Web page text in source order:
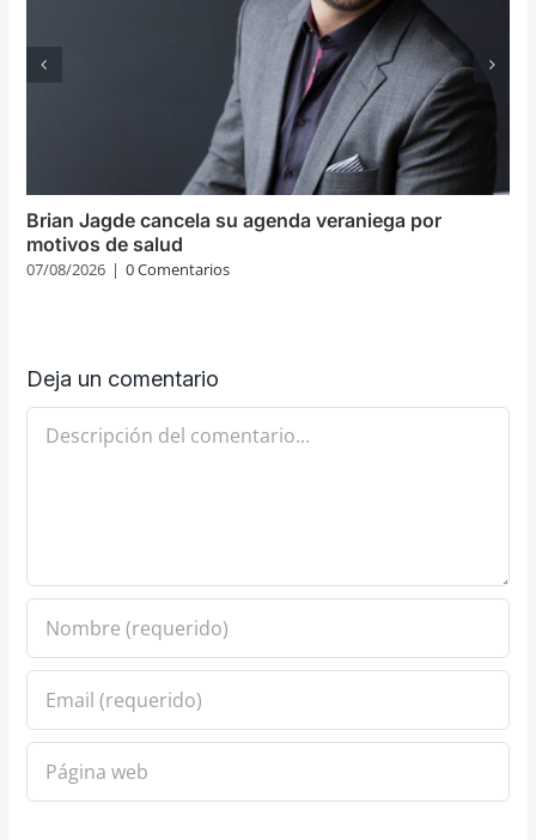
Brian Jagde cancela su agenda veraniega por
motivos de salud
07/08/2026 | 0 Comentarios
Deja un comentario
Comentario